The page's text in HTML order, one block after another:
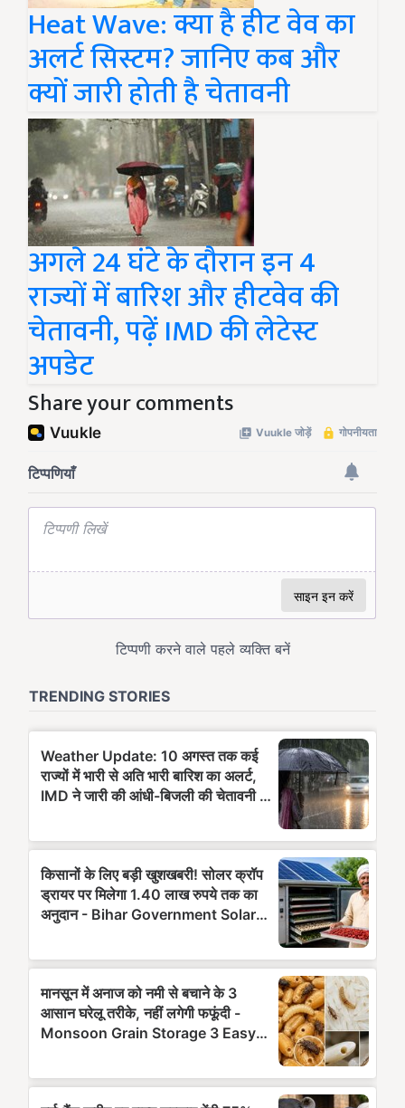
Heat Wave: क्या है हीट वेव का
अलर्ट सिस्टम? जानिए कब और
क्यों जारी होती है चेतावनी
अगले 24 घंटे के दौरान इन 4
राज्यों में बारिश और हीटवेव की
चेतावनी, पढ़ें IMD की लेटेस्ट
अपडेट
Share your comments